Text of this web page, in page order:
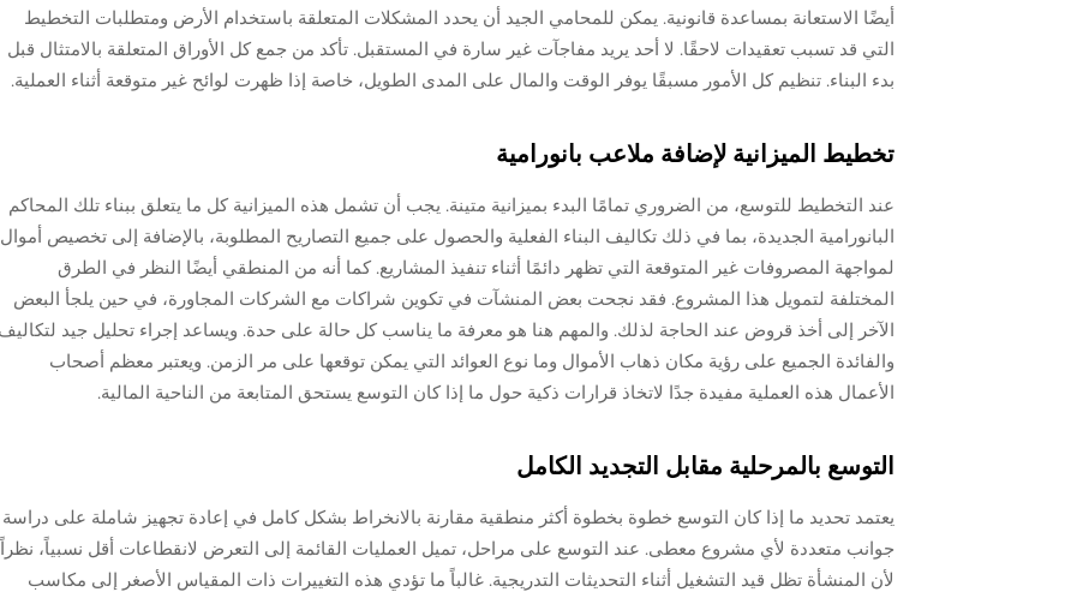
أيضًا الاستعانة بمساعدة قانونية. يمكن للمحامي الجيد أن يحدد المشكلات المتعلقة باستخدام الأرض ومتطلبات التخطيط
التي قد تسبب تعقيدات لاحقًا. لا أحد يريد مفاجآت غير سارة في المستقبل. تأكد من جمع كل الأوراق المتعلقة بالامتثال قبل
بدء البناء. تنظيم كل الأمور مسبقًا يوفر الوقت والمال على المدى الطويل، خاصة إذا ظهرت لوائح غير متوقعة أثناء العملية.
تخطيط الميزانية لإضافة ملاعب بانورامية
عند التخطيط للتوسع، من الضروري تمامًا البدء بميزانية متينة. يجب أن تشمل هذه الميزانية كل ما يتعلق ببناء تلك المحاكم
البانورامية الجديدة، بما في ذلك تكاليف البناء الفعلية والحصول على جميع التصاريح المطلوبة، بالإضافة إلى تخصيص أموال
لمواجهة المصروفات غير المتوقعة التي تظهر دائمًا أثناء تنفيذ المشاريع. كما أنه من المنطقي أيضًا النظر في الطرق
المختلفة لتمويل هذا المشروع. فقد نجحت بعض المنشآت في تكوين شراكات مع الشركات المجاورة، في حين يلجأ البعض
الآخر إلى أخذ قروض عند الحاجة لذلك. والمهم هنا هو معرفة ما يناسب كل حالة على حدة. ويساعد إجراء تحليل جيد لتكاليف
والفائدة الجميع على رؤية مكان ذهاب الأموال وما نوع العوائد التي يمكن توقعها على مر الزمن. ويعتبر معظم أصحاب
الأعمال هذه العملية مفيدة جدًا لاتخاذ قرارات ذكية حول ما إذا كان التوسع يستحق المتابعة من الناحية المالية.
التوسع بالمرحلية مقابل التجديد الكامل
يعتمد تحديد ما إذا كان التوسع خطوة بخطوة أكثر منطقية مقارنة بالانخراط بشكل كامل في إعادة تجهيز شاملة على دراسة
جوانب متعددة لأي مشروع معطى. عند التوسع على مراحل، تميل العمليات القائمة إلى التعرض لانقطاعات أقل نسبياً، نظراً
لأن المنشأة تظل قيد التشغيل أثناء التحديثات التدريجية. غالباً ما تؤدي هذه التغييرات ذات المقياس الأصغر إلى مكاسب